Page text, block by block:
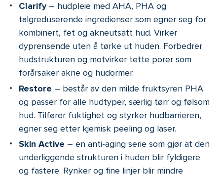
Clarify– hudpleie med AHA, PHA og
talgreduserende ingredienser som egner seg for
kombinert, fet og akneutsatt hud. Virker
dyprensende uten å tørke ut huden. Forbedrer
hudstrukturen og motvirker tette porer som
forårsaker akne og hudormer.
Restore – består av den milde fruktsyren PHA
og passer for alle hudtyper, særlig tørr og følsom
hud. Tilfører fuktighet og styrker hudbarrieren,
egner seg etter kjemisk peeling og laser.
Skin Active – en anti-aging serie som gjør at den
underliggende strukturen i huden blir fyldigere
og fastere. Rynker og fine linjer blir mindre